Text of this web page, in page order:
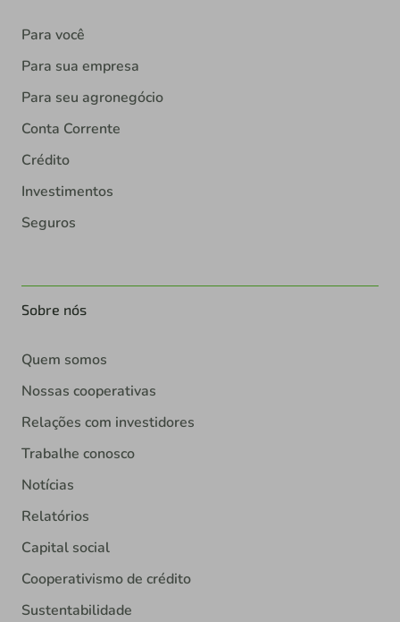
Para você
Para sua empresa
Para seu agronegócio
Conta Corrente
Crédito
Investimentos
Seguros
Sobre nós
Quem somos
Nossas cooperativas
Relações com investidores
Trabalhe conosco
Notícias
Relatórios
Capital social
Cooperativismo de crédito
Sustentabilidade